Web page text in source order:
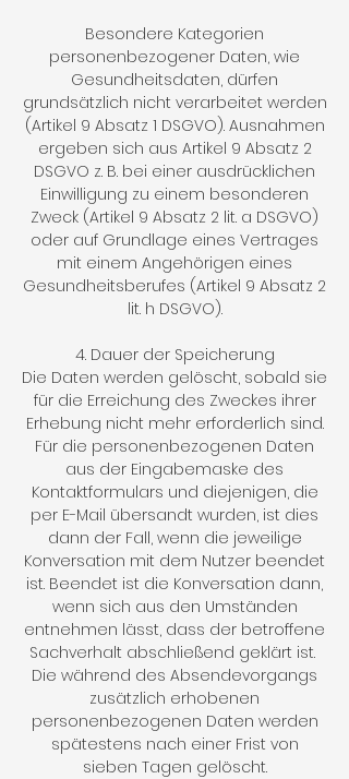
Besondere Kategorien
personenbezogener Daten, wie
Gesundheitsdaten, dürfen
grundsätzlich nicht verarbeitet werden
(Artikel 9 Absatz 1 DSGVO). Ausnahmen
ergeben sich aus Artikel 9 Absatz 2
DSGVO z. B. bei einer ausdrücklichen
Einwilligung zu einem besonderen
Zweck (Artikel 9 Absatz 2 lit. a DSGVO)
oder auf Grundlage eines Vertrages
mit einem Angehörigen eines
Gesundheitsberufes (Artikel 9 Absatz 2
lit. h DSGVO).
4. Dauer der Speicherung
Die Daten werden gelöscht, sobald sie
für die Erreichung des Zweckes ihrer
Erhebung nicht mehr erforderlich sind.
Für die personenbezogenen Daten
aus der Eingabemaske des
Kontaktformulars und diejenigen, die
per E-Mail übersandt wurden, ist dies
dann der Fall, wenn die jeweilige
Konversation mit dem Nutzer beendet
ist. Beendet ist die Konversation dann,
wenn sich aus den Umständen
entnehmen lässt, dass der betroffene
Sachverhalt abschließend geklärt ist.
Die während des Absendevorgangs
zusätzlich erhobenen
personenbezogenen Daten werden
spätestens nach einer Frist von
sieben Tagen gelöscht.